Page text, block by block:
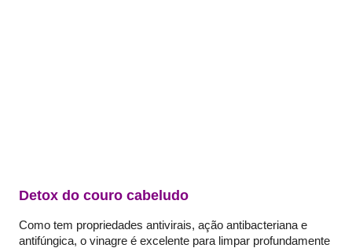
Detox do couro cabeludo
Como tem propriedades antivirais, ação antibacteriana e
antifúngica, o vinagre é excelente para limpar profundamente